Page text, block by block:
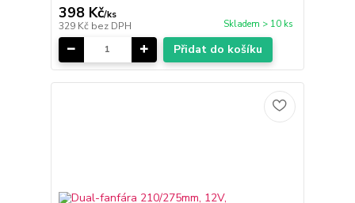
398 Kč/ks
329 Kč bez DPH Skladem > 10 ks
Přidat do košíku